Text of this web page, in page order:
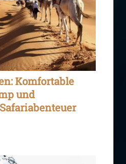
Komfortable
und